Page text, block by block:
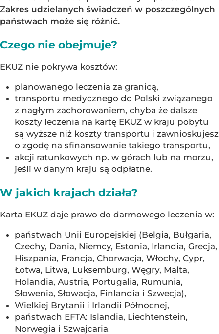
Zakres udzielanych świadczeń w poszczególnych
państwach może się różnić.
Czego nie obejmuje?
EKUZ nie pokrywa kosztów:
planowanego leczenia za granicą,
transportu medycznego do Polski związanego
z nagłym zachorowaniem, chyba że dalsze
koszty leczenia na kartę EKUZ w kraju pobytu
są wyższe niż koszty transportu i zawnioskujesz
o zgodę na sfinansowanie takiego transportu,
akcji ratunkowych np. w górach lub na morzu,
jeśli w danym kraju są odpłatne.
W jakich krajach działa?
Karta EKUZ daje prawo do darmowego leczenia w:
państwach Unii Europejskiej (Belgia, Bułgaria,
Czechy, Dania, Niemcy, Estonia, Irlandia, Grecja,
Hiszpania, Francja, Chorwacja, Włochy, Cypr,
Łotwa, Litwa, Luksemburg, Węgry, Malta,
Holandia, Austria, Portugalia, Rumunia,
Słowenia, Słowacja, Finlandia i Szwecja),
Wielkiej Brytanii i Irlandii Północnej,
państwach EFTA: Islandia, Liechtenstein,
Norwegia i Szwajcaria.